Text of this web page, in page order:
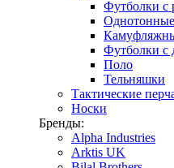
Футболки с
Футболки с
Поло
Тельняшки
Тактические
Носки
Бренды:
Alpha Industries
Arktis UK